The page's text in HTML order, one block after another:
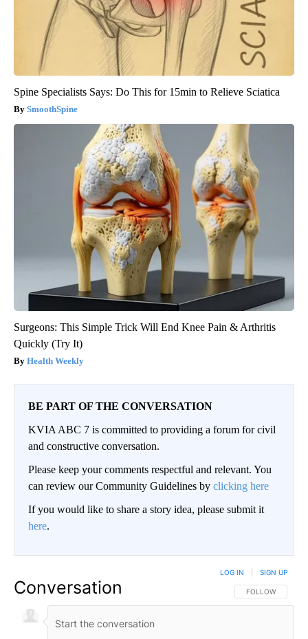
Spine Specialists Says: Do This for 15min to Relieve Sciatica
SmoothSpine
Surgeons: This Simple Trick Will End Knee Pain & Arthritis
Quickly (Try It)
Health Weekly
BE PART OF THE CONVERSATION
KVIA ABC 7 is committed to providing a forum for civil
and constructive conversation.
Please keep your comments respectful and relevant. You
can review our Community Guidelines by clicking here
If you would like to share a story idea, please submit it
here.
Conversation FOLLOW THIS
FOLLOW
LOG IN SIGN UP